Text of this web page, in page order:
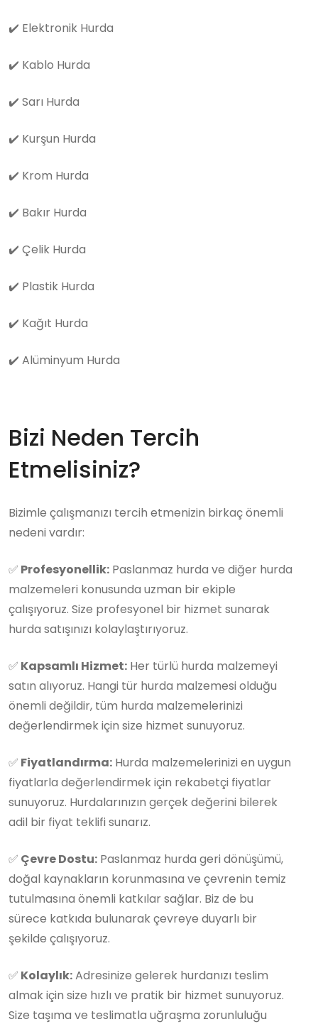
✔️ Elektronik Hurda
✔️ Kablo Hurda
✔️ Sarı Hurda
✔️ Kurşun Hurda
✔️ Krom Hurda
✔️ Bakır Hurda
✔️ Çelik Hurda
✔️ Plastik Hurda
✔️ Kağıt Hurda
✔️ Alüminyum Hurda
Bizi Neden Tercih
Etmelisiniz?
Bizimle çalışmanızı tercih etmenizin birkaç önemli
nedeni vardır:
✅ Profesyonellik: Paslanmaz hurda ve diğer hurda
malzemeleri konusunda uzman bir ekiple
çalışıyoruz. Size profesyonel bir hizmet sunarak
hurda satışınızı kolaylaştırıyoruz.
✅ Kapsamlı Hizmet: Her türlü hurda malzemeyi
satın alıyoruz. Hangi tür hurda malzemesi olduğu
önemli değildir, tüm hurda malzemelerinizi
değerlendirmek için size hizmet sunuyoruz.
✅ Fiyatlandırma: Hurda malzemelerinizi en uygun
fiyatlarla değerlendirmek için rekabetçi fiyatlar
sunuyoruz. Hurdalarınızın gerçek değerini bilerek
adil bir fiyat teklifi sunarız.
✅ Çevre Dostu: Paslanmaz hurda geri dönüşümü,
doğal kaynakların korunmasına ve çevrenin temiz
tutulmasına önemli katkılar sağlar. Biz de bu
sürece katkıda bulunarak çevreye duyarlı bir
şekilde çalışıyoruz.
✅ Kolaylık:Adresinize gelerek hurdanızı teslim
almak için size hızlı ve pratik bir hizmet sunuyoruz.
Size taşıma ve teslimatla uğraşma zorunluluğu